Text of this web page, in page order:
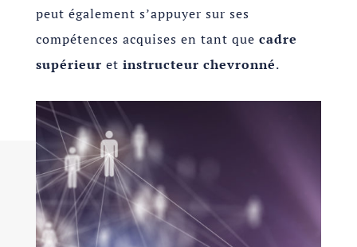
peut également s’appuyer sur ses
compétences acquises en tant que cadre
supérieur et instructeur chevronné.